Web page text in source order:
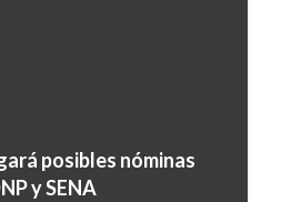
posibles nóminas
y SENA